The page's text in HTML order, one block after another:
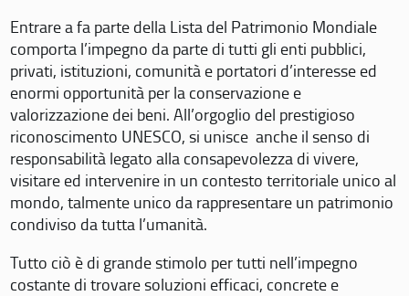
Entrare a fa parte della Lista del Patrimonio Mondiale
comporta l’impegno da parte di tutti gli enti pubblici,
privati, istituzioni, comunità e portatori d’interesse ed
enormi opportunità per la conservazione e
valorizzazione dei beni. All’orgoglio del prestigioso
riconoscimento UNESCO, si unisce anche il senso di
responsabilità legato alla consapevolezza di vivere,
visitare ed intervenire in un contesto territoriale unico al
mondo, talmente unico da rappresentare un patrimonio
condiviso da tutta l’umanità.
Tutto ciò è di grande stimolo per tutti nell’impegno
costante di trovare soluzioni efficaci, concrete e